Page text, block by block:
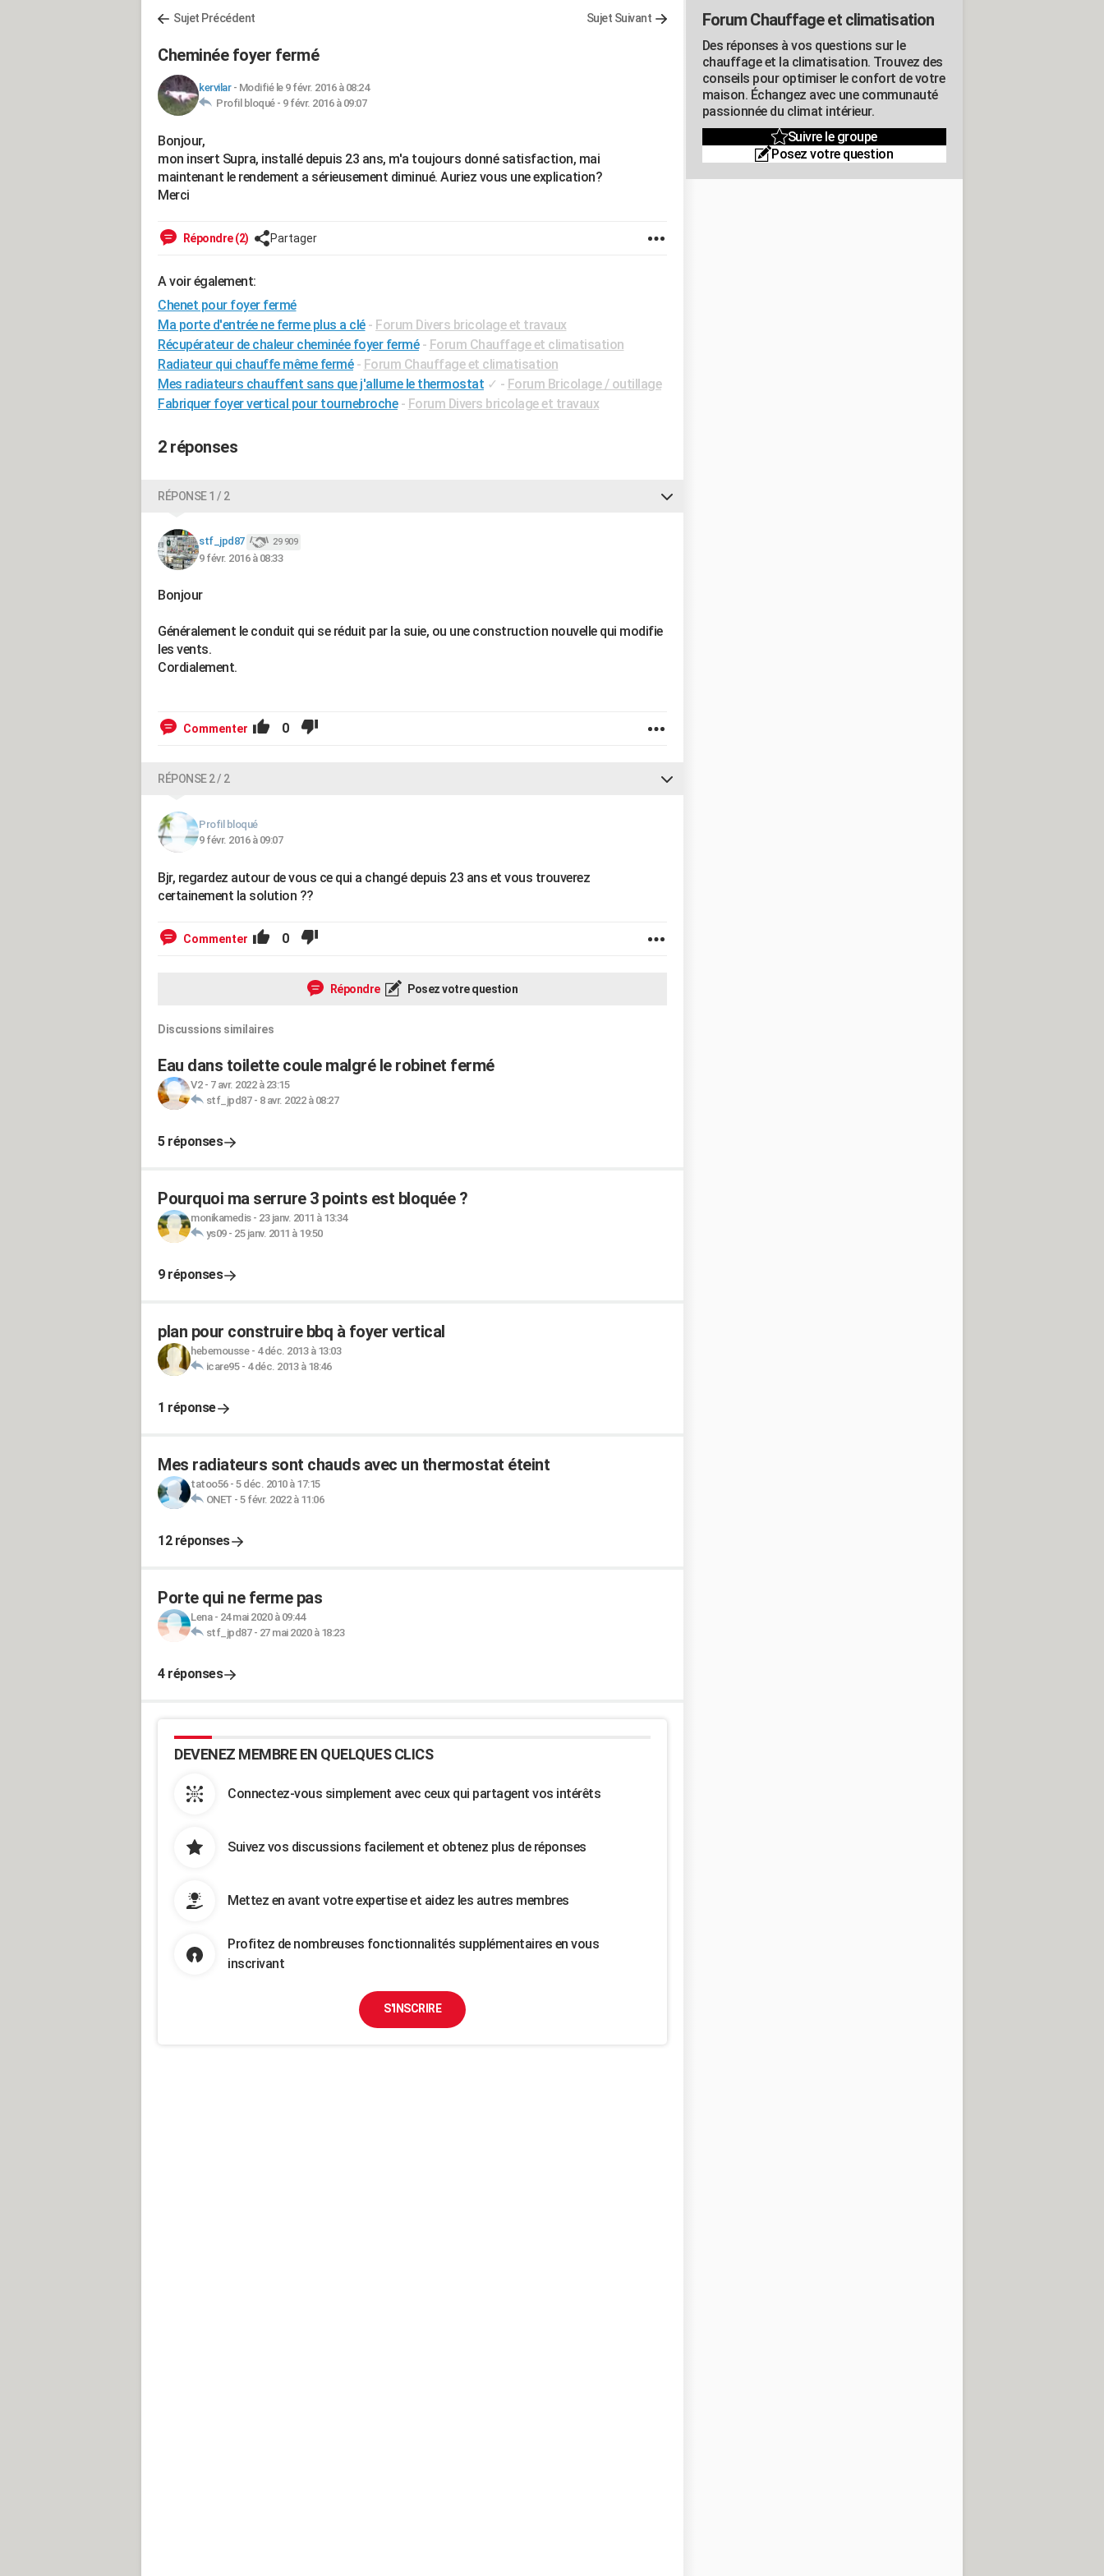
Sujet Précédent Sujet Suivant
Cheminée foyer fermé
kervilar- Modifié le 9 févr. 2016 à 08:24
Profil bloqué - 9 févr. 2016 à 09:07
Bonjour,
mon insert Supra, installé depuis 23 ans, m'a toujours donné satisfaction, mai
maintenant le rendement a sérieusement diminué. Auriez vous une explication?
Merci
Répondre (2) Partager
A voir également:
Chenet pour foyer fermé
Ma porte d'entrée ne ferme plus a clé - Forum Divers bricolage et travaux
Récupérateur de chaleur cheminée foyer fermé - Forum Chauffage et climatisation
Radiateur qui chauffe même fermé - Forum Chauffage et climatisation
Mes radiateurs chauffent sans que j'allume le thermostat ✓ - Forum Bricolage / outillage
Fabriquer foyer vertical pour tournebroche - Forum Divers bricolage et travaux
2 réponses
RÉPONSE 1 / 2
stf_jpd87 29 909
9 févr. 2016 à 08:33
Bonjour
Généralement le conduit qui se réduit par la suie, ou une construction nouvelle qui modifie
les vents.
Cordialement.
Commenter 0
RÉPONSE 2 / 2
Profil bloqué
9 févr. 2016 à 09:07
Bjr, regardez autour de vous ce qui a changé depuis 23 ans et vous trouverez
certainement la solution ??
Commenter 0
Répondre Posez votre question
Discussions similaires
Eau dans toilette coule malgré le robinet fermé
V2- 7 avr. 2022 à 23:15
stf_jpd87- 8 avr. 2022 à 08:27
5 réponses
Pourquoi ma serrure 3 points est bloquée ?
monikamedis- 23 janv. 2011 à 13:34
ys09- 25 janv. 2011 à 19:50
9 réponses
plan pour construire bbq à foyer vertical
hebemousse- 4 déc. 2013 à 13:03
icare95- 4 déc. 2013 à 18:46
1 réponse
Mes radiateurs sont chauds avec un thermostat éteint
tatoo56- 5 déc. 2010 à 17:15
ONET - 5 févr. 2022 à 11:06
12 réponses
Porte qui ne ferme pas
Lena- 24 mai 2020 à 09:44
stf_jpd87- 27 mai 2020 à 18:23
4 réponses
DEVENEZ MEMBRE EN QUELQUES CLICS
Connectez-vous simplement avec ceux qui partagent vos intérêts
Suivez vos discussions facilement et obtenez plus de réponses
Mettez en avant votre expertise et aidez les autres membres
Profitez de nombreuses fonctionnalités supplémentaires en vous
inscrivant
S'INSCRIRE
Forum Chauffage et climatisation
Des réponses à vos questions sur le
chauffage et la climatisation. Trouvez des
conseils pour optimiser le confort de votre
maison. Échangez avec une communauté
passionnée du climat intérieur.
Suivre le groupe
Posez votre question